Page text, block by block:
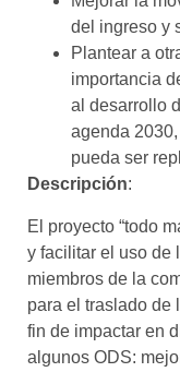
del ingreso y
Plantear a
importancia
al desarrollo
agenda
pueda ser
Descripción:
El proyecto “todo
y facilitar el uso de
miembros de la
para el traslado de
fin de impactar en
algunos ODS: